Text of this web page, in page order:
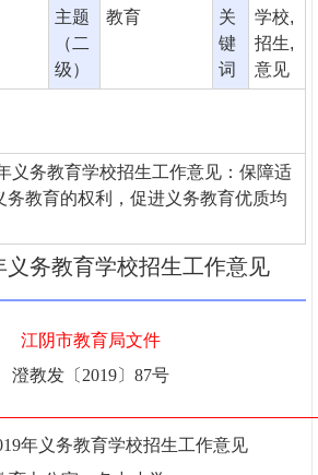
主题
（二
级）
教育
关
键
词
学校,
招生,
意见
义务教育学校招生工作意见：保障适
务教育的权利，促进义务教育优质均
义务教育学校招生工作意见
江阴市教育局文件
澄教发〔2019〕87号
年义务教育学校招生工作意见